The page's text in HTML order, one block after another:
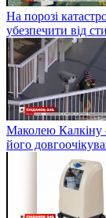
На порозі
убезпечити від
Маколею Калкіну
його